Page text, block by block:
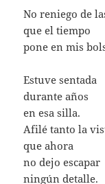
No reniego de
que el tiempo
pone en mis
Estuve sentada
durante años
en esa silla.
Afilé tanto la
que ahora
no dejo escapar
ningún detalle.